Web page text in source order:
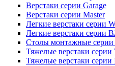
Верстаки серии Garage
Верстаки серии Master
Легкие верстаки серии
Легкие верстаки серии
Столы монтажные
Тяжелые верстаки серии
Тяжелые верстаки